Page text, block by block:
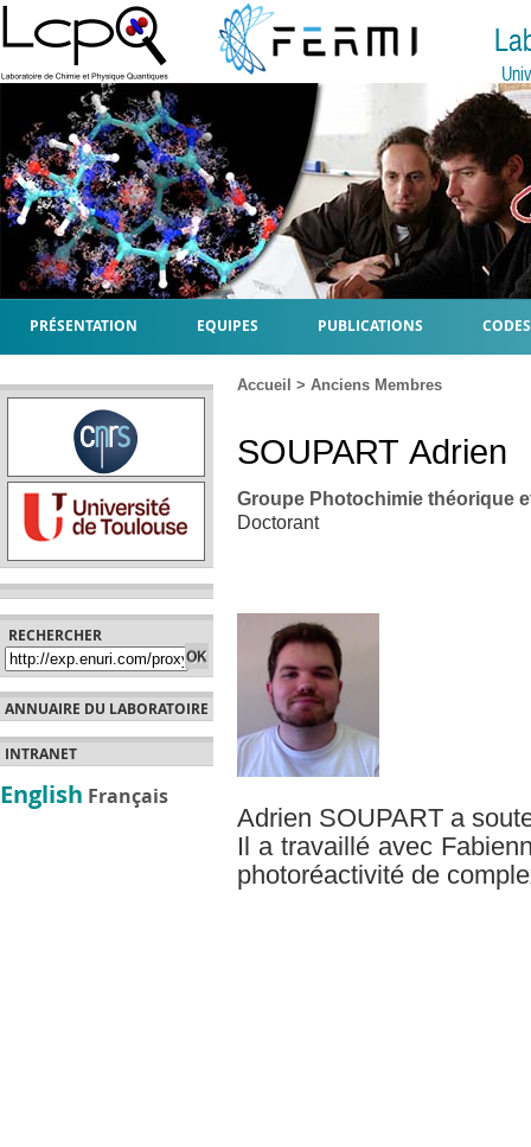
PRÉSENTATION EQUIPES PUBLICATIONS
RECHERCHER
ANNUAIRE DU LABORATOIRE
INTRANET
English Français
Accueil > Anciens Membres
SOUPART Adrien
Groupe Photochimie théorique
Doctorant
Adrien SOUPART a
Il a travaillé avec
photoréactivité de